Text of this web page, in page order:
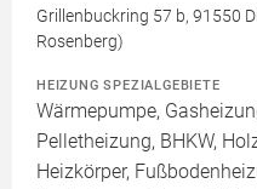
Grillenbuckring 57 b, 91550
Rosenberg)
HEIZUNG SPEZIALGEBIETE
Wärmepumpe,
Pelletheizung, BHKW,
Heizkörper,